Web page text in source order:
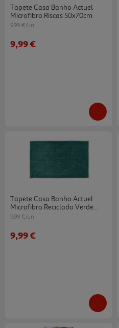
Tapete Casa Banho Actuel
Microfibra Riscas 50x70cm
9.99 €/un
9,99 €
Tapete Casa Banho Actuel
Microfibra Reciclado Verde
50x80cm
9.99 €/un
9,99 €